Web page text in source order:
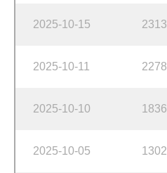
2025-10-15 2313
2025-10-11 2278
2025-10-10 1836
2025-10-05 1302